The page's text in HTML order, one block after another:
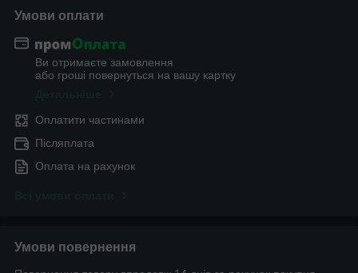
Умови оплати
Ви отримаєте замовлення
або гроші повернуться на вашу картку
Оплатити частинами
Післяплата
Оплата на рахунок
Умови повернення